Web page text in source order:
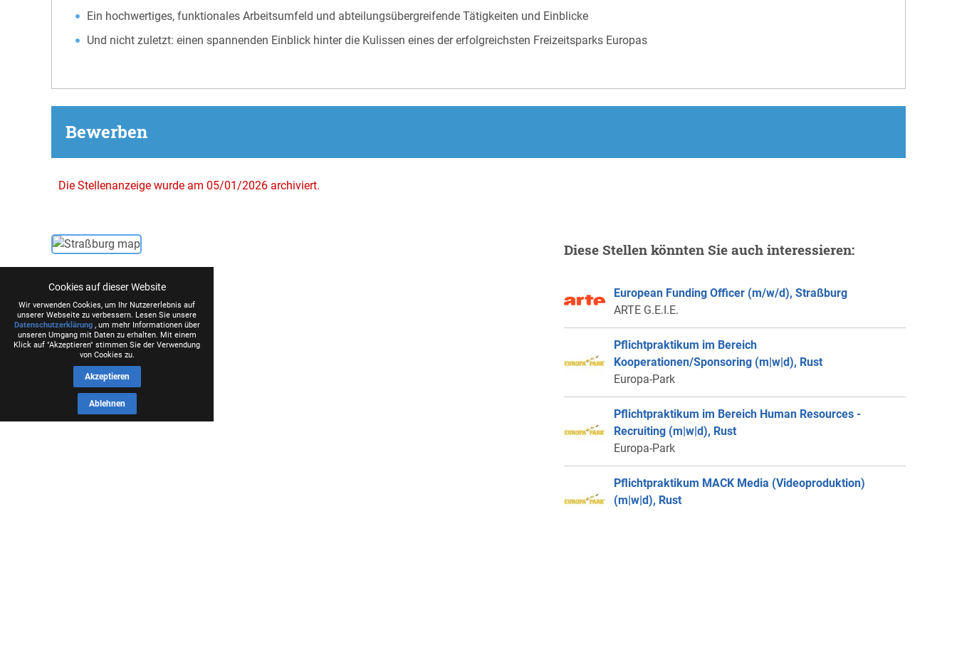
Ein hochwertiges, funktionales Arbeitsumfeld und abteilungsübergreifende Tätigkeiten und Einblicke
Und nicht zuletzt: einen spannenden Einblick hinter die Kulissen eines der erfolgreichsten Freizeitsparks Europas
Bewerben
Die Stellenanzeige wurde am 05/01/2026 archiviert.
Diese Stellen könnten Sie auch interessieren:
European Funding Officer (m/w/d), Straßburg
ARTE G.E.I.E.
Pflichtpraktikum im Bereich
Kooperationen/Sponsoring (m|w|d), Rust
Europa-Park
Pflichtpraktikum im Bereich Human Resources -
Recruiting (m|w|d), Rust
Europa-Park
Pflichtpraktikum MACK Media (Videoproduktion)
(m|w|d), Rust
Cookies auf dieser Website
Wir verwenden Cookies, um Ihr Nutzererlebnis auf
unserer Webseite zu verbessern. Lesen Sie unsere
Datenschutzerklärung, um mehr Informationen über
unseren Umgang mit Daten zu erhalten. Mit einem
Klick auf "Akzeptieren" stimmen Sie der Verwendung
von Cookies zu.
Akzeptieren
Ablehnen